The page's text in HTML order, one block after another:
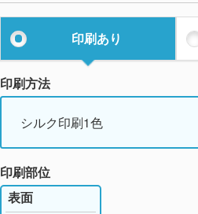
印刷あり
印刷方法
シルク印刷1色
印刷部位
表面